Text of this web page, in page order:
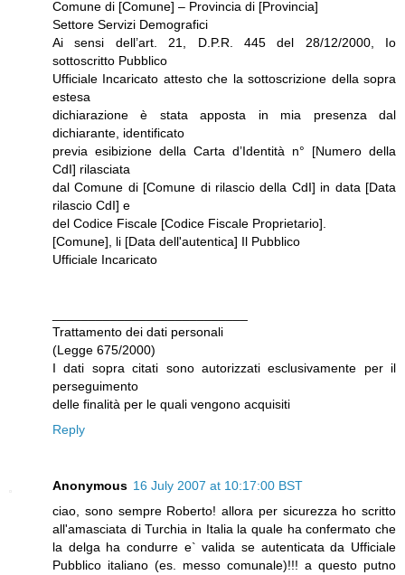
Comune di [Comune] – Provincia di [Provincia]
Settore Servizi Demografici
Ai sensi dell’art. 21, D.P.R. 445 del 28/12/2000, Io
sottoscritto Pubblico
Ufficiale Incaricato attesto che la sottoscrizione della sopra
estesa
dichiarazione è stata apposta in mia presenza dal
dichiarante, identificato
previa esibizione della Carta d’Identità n° [Numero della
CdI] rilasciata
dal Comune di [Comune di rilascio della CdI] in data [Data
rilascio CdI] e
del Codice Fiscale [Codice Fiscale Proprietario].
[Comune], li [Data dell'autentica] Il Pubblico
Ufficiale Incaricato
Trattamento dei dati personali
(Legge 675/2000)
I dati sopra citati sono autorizzati esclusivamente per il
perseguimento
delle finalità per le quali vengono acquisiti
Reply
Anonymous 16 July 2007 at 10:17:00 BST
ciao, sono sempre Roberto! allora per sicurezza ho scritto
all'amasciata di Turchia in Italia la quale ha confermato che
la delga ha condurre e` valida se autenticata da Ufficiale
Pubblico italiano (es. messo comunale)!!! a questo putno